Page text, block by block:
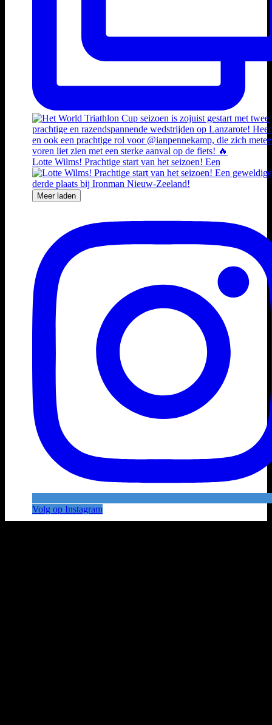
Lotte Wilms! Prachtige start van het seizoen! Een
Meer laden
Volg op Instagram